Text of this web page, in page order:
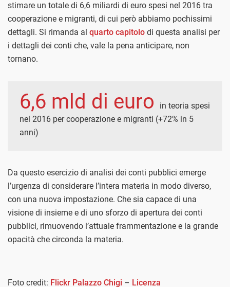
stimare un totale di 6,6 miliardi di euro spesi nel 2016 tra
cooperazione e migranti, di cui però abbiamo pochissimi
dettagli. Si rimanda al quarto capitolo di questa analisi per
i dettagli dei conti che, vale la pena anticipare, non
tornano.
6,6 mld di euro
in teoria spesi
nel 2016 per cooperazione e migranti (+72% in 5
anni)
Da questo esercizio di analisi dei conti pubblici emerge
l’urgenza di considerare l’intera materia in modo diverso,
con una nuova impostazione. Che sia capace di una
visione di insieme e di uno sforzo di apertura dei conti
pubblici, rimuovendo l’attuale frammentazione e la grande
opacità che circonda la materia.
Foto credit: Flickr Palazzo Chigi – Licenza